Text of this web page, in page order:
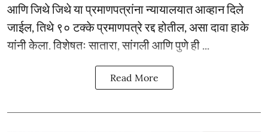
आणि जिथे जिथे या प्रमाणपत्रांना न्यायालयात आव्हान दिले
जाईल, तिथे ९० टक्के प्रमाणपत्रे रद्द होतील, असा दावा हाके
यांनी केला. विशेषतः सातारा, सांगली आणि पुणे ही ...
Read More